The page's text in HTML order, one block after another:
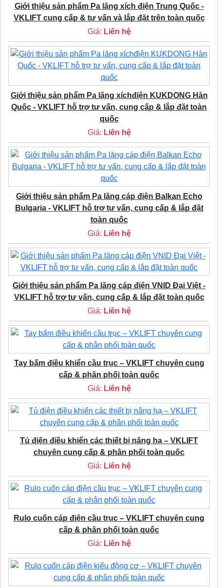
Giới thiệu sản phẩm Pa lăng xích điện Trung Quốc -
VKLIFT cung cấp & tư vấn và lắp đặt trên toàn quốc
Giá: Liên hệ
Giới thiệu sản phẩm Pa lăng xíchđiện KUKDONG Hàn
Quốc - VKLIFT hỗ trợ tư vấn, cung cấp & lắp đặt toàn
quốc
Giá: Liên hệ
Giới thiệu sản phẩm Pa lăng cáp điện Balkan Echo
Bulgaria - VKLIFT hỗ trợ tư vấn, cung cấp & lắp đặt
toàn quốc
Giá: Liên hệ
Giới thiệu sản phẩm Pa lăng cáp điện VNID Đại Việt -
VKLIFT hỗ trợ tư vấn, cung cấp & lắp đặt toàn quốc
Giá: Liên hệ
Tay bấm điều khiển cầu trục – VKLIFT chuyên cung
cấp & phân phối toàn quốc
Giá: Liên hệ
Tủ điện điều khiển các thiết bị nâng hạ – VKLIFT
chuyên cung cấp & phân phối toàn quốc
Giá: Liên hệ
Rulo cuốn cáp điện cầu trục – VKLIFT chuyên cung
cấp & phân phối toàn quốc
Giá: Liên hệ